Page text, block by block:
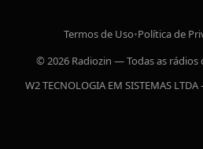
Termos de Uso•Política de
© 2026 Radiozin — Todas as rádios
W2 TECNOLOGIA EM SISTEMAS